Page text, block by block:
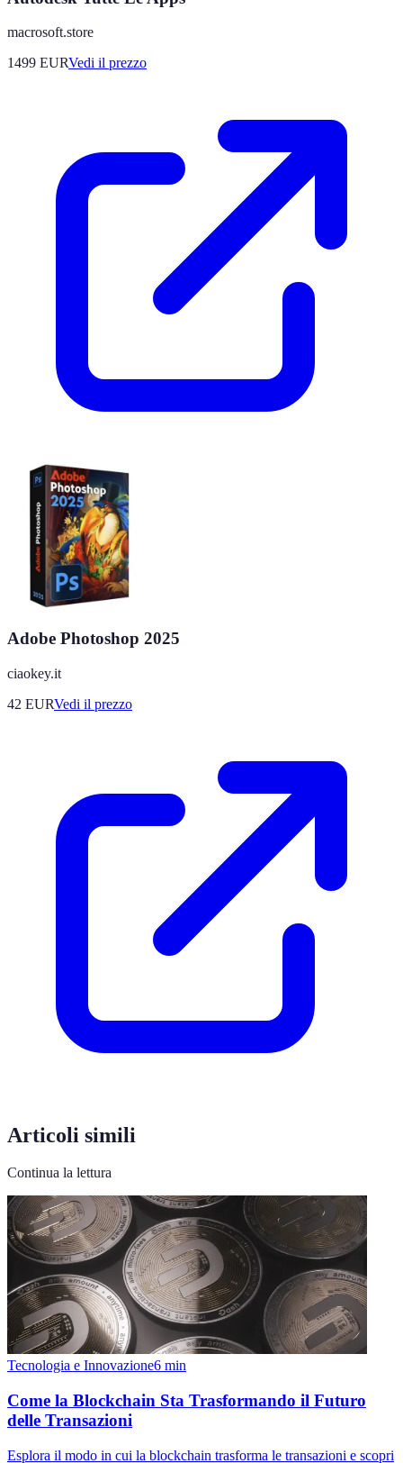
macrosoft.store
1499 EURVedi il prezzo
Adobe Photoshop 2025
ciaokey.it
42 EURVedi il prezzo
Articoli simili
Continua la lettura
Tecnologia e Innovazione6 min
Come la Blockchain Sta Trasformando il Futuro
delle Transazioni
Esplora il modo in cui la blockchain trasforma le transazioni e scopri